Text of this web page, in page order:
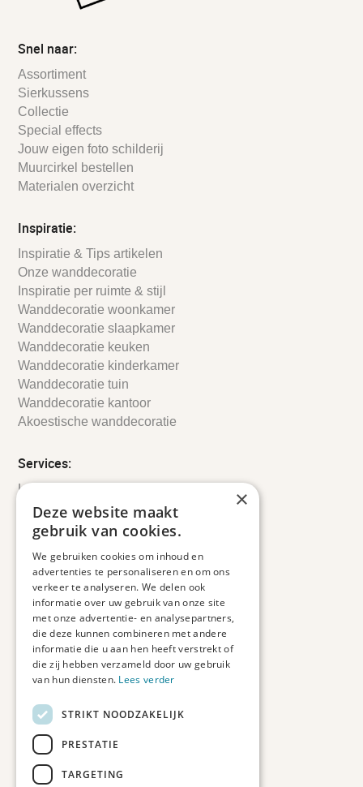
Snel naar:
Assortiment
Sierkussens
Collectie
Special effects
Jouw eigen foto schilderij
Muurcirkel bestellen
Materialen overzicht
Inspiratie:
Inspiratie & Tips artikelen
Onze wanddecoratie
Inspiratie per ruimte & stijl
Wanddecoratie woonkamer
Wanddecoratie slaapkamer
Wanddecoratie keuken
Wanddecoratie kinderkamer
Wanddecoratie tuin
Wanddecoratie kantoor
Akoestische wanddecoratie
Services:
Leveringsinformatie
Retourbeleid
Informatie
Veelgestelde vragen
Duurzaam ondernemen
Contact informatie
Etienne de Pinedaweg 34
3711 CH, Austerlitz
Nederland
info@fotoprintxl.nl
0343 78 58 00
KVK: 81960263
×
Deze website maakt
gebruik van cookies.
We gebruiken cookies om inhoud en
advertenties te personaliseren en om ons
verkeer te analyseren. We delen ook
informatie over uw gebruik van onze site
met onze advertentie- en analysepartners,
die deze kunnen combineren met andere
informatie die u aan hen heeft verstrekt of
die zij hebben verzameld door uw gebruik
van hun diensten. Lees verder
STRIKT NOODZAKELIJK
PRESTATIE
TARGETING